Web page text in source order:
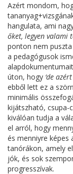
Azért mondom,
hangulata, ami
őket, legyen valami
ponton nem
a pedagógusok
úton, hogy ‘de
ebből lett ez a
minimális
kijátszható, csupa-
kiválóan tudja a
el arról, hogy
és menniyre képes
tanórákon, amely
jók, és sok
progresszívak.